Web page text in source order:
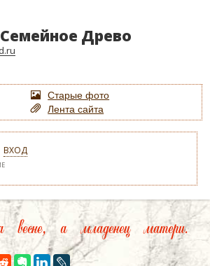
Древо
Старые фото
Лента сайта
ВХОД
а младенец матери.